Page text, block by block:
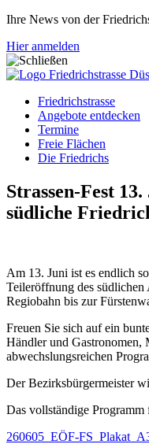
Ihre News von der
Hier anmelden
Friedrichstrasse
Angebote entdecken
Termine
Freie Flächen
Die Friedrichs
Strassen-Fest
südliche
Am 13. Juni ist es endlich
Teileröffnung des
Regiobahn bis zur
Freuen Sie sich auf ein
Händler und Gastronomen,
abwechslungsreichen
Der Bezirksbürgermeister
Das vollständige
260605_EÖF-